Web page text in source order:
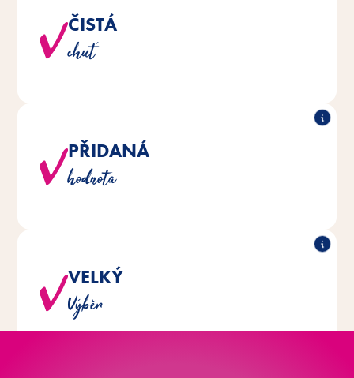
ČISTÁ
chuť
Trio Mix jsou vyrobeny bez
PŘIDANÁ
hodnota
S taurinem na podporu oční a srdeční činnosti.
VELKÝ
VýběrŠiroká škála druhů s různými příchutěmi.